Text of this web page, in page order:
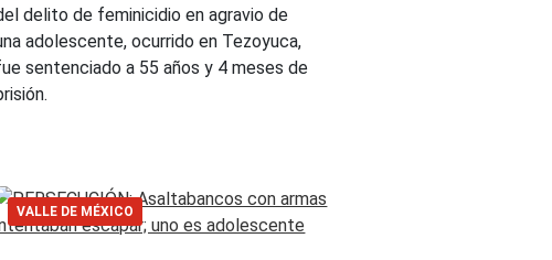
delito de feminicidio en agravio de
adolescente, ocurrido en Tezoyuca,
sentenciado a 55 años y 4 meses de
VALLE DE MÉXICO